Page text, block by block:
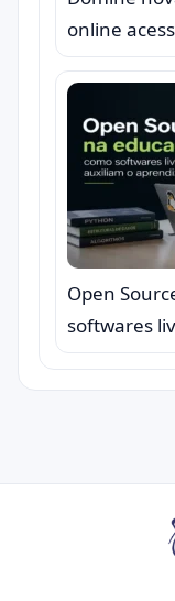
online
Open
softwares